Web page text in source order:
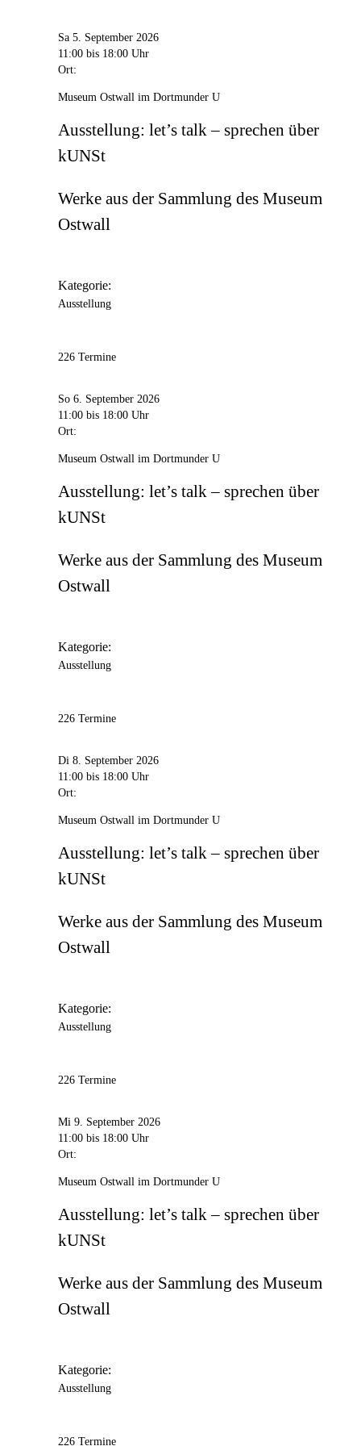
Sa 5. September 2026
11:00 bis 18:00 Uhr
Ort:
Museum Ostwall im Dortmunder U
Ausstellung: let’s talk – sprechen über
kUNSt
Werke aus der Sammlung des Museum
Ostwall
Kategorie:
Ausstellung
226 Termine
So 6. September 2026
11:00 bis 18:00 Uhr
Ort:
Museum Ostwall im Dortmunder U
Ausstellung: let’s talk – sprechen über
kUNSt
Werke aus der Sammlung des Museum
Ostwall
Kategorie:
Ausstellung
226 Termine
Di 8. September 2026
11:00 bis 18:00 Uhr
Ort:
Museum Ostwall im Dortmunder U
Ausstellung: let’s talk – sprechen über
kUNSt
Werke aus der Sammlung des Museum
Ostwall
Kategorie:
Ausstellung
226 Termine
Mi 9. September 2026
11:00 bis 18:00 Uhr
Ort:
Museum Ostwall im Dortmunder U
Ausstellung: let’s talk – sprechen über
kUNSt
Werke aus der Sammlung des Museum
Ostwall
Kategorie:
Ausstellung
226 Termine